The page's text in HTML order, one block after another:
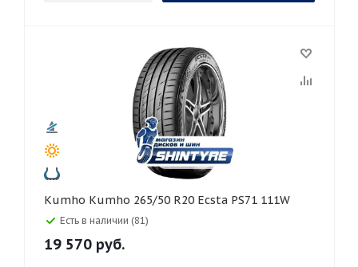
Kumho Kumho 265/50 R20 Ecsta PS71 111W
Есть в наличии (81)
19 570 руб.